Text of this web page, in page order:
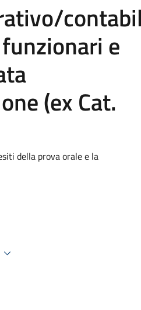
e
(ex Cat.
della prova orale e la